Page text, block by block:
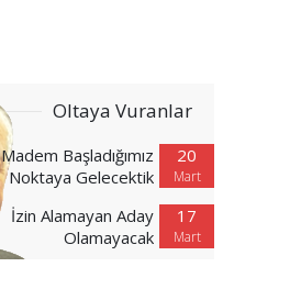
Oltaya Vuranlar
20
Mart
Madem Başladığımız
Noktaya Gelecektik
17
Mart
İzin Alamayan Aday
Olamayacak